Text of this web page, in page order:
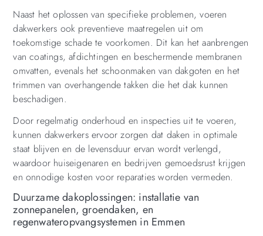
Naast het oplossen van specifieke problemen, voeren
dakwerkers ook preventieve maatregelen uit om
toekomstige schade te voorkomen. Dit kan het aanbrengen
van coatings, afdichtingen en beschermende membranen
omvatten, evenals het schoonmaken van dakgoten en het
trimmen van overhangende takken die het dak kunnen
beschadigen.
Door regelmatig onderhoud en inspecties uit te voeren,
kunnen dakwerkers ervoor zorgen dat daken in optimale
staat blijven en de levensduur ervan wordt verlengd,
waardoor huiseigenaren en bedrijven gemoedsrust krijgen
en onnodige kosten voor reparaties worden vermeden.
Duurzame dakoplossingen: installatie van
zonnepanelen, groendaken, en
regenwateropvangsystemen in Emmen